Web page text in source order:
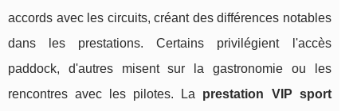
accords avec les circuits, créant des différences notables
dans les prestations. Certains privilégient l'accès
paddock, d'autres misent sur la gastronomie ou les
rencontres avec les pilotes. La prestation VIP sport